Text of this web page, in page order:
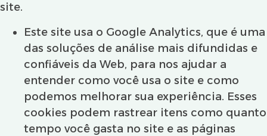
site.
Este site usa o Google Analytics, que é uma
das soluções de análise mais difundidas e
confiáveis ​​da Web, para nos ajudar a
entender como você usa o site e como
podemos melhorar sua experiência. Esses
cookies podem rastrear itens como quanto
tempo você gasta no site e as páginas